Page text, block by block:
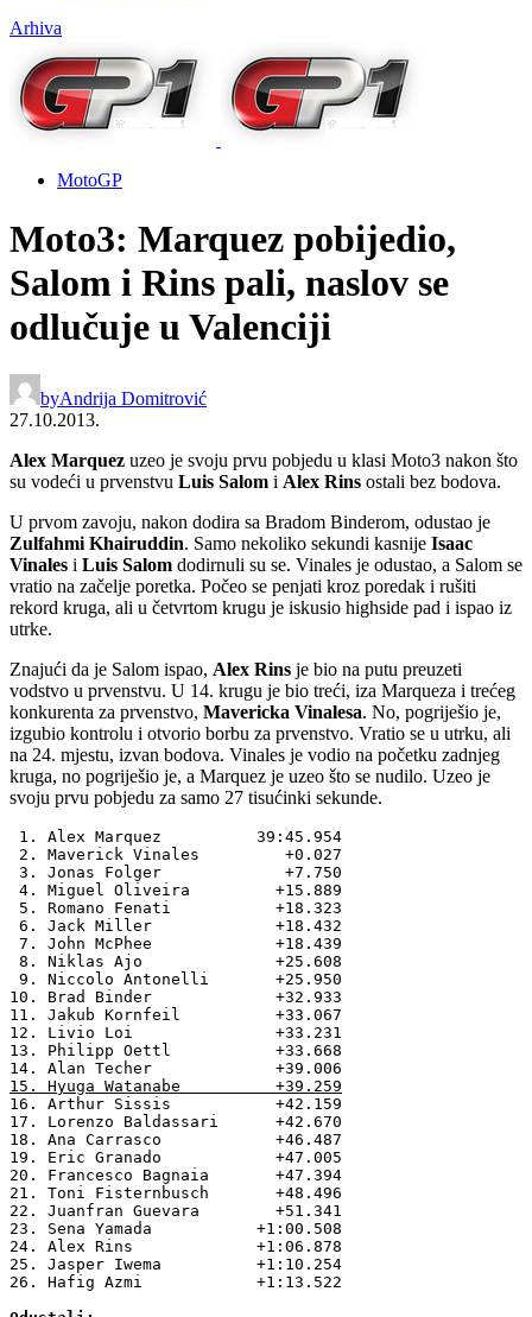
Arhiva
MotoGP
Moto3: Marquez pobijedio,
Salom i Rins pali, naslov se
odlučuje u Valenciji
byAndrija Domitrović
27.10.2013.
Alex Marquez uzeo je svoju prvu pobjedu u klasi Moto3 nakon što
su vodeći u prvenstvu Luis Salom i Alex Rins ostali bez bodova.
U prvom zavoju, nakon dodira sa Bradom Binderom, odustao je
Zulfahmi Khairuddin. Samo nekoliko sekundi kasnije Isaac
Vinales i Luis Salom dodirnuli su se. Vinales je odustao, a Salom se
vratio na začelje poretka. Počeo se penjati kroz poredak i rušiti
rekord kruga, ali u četvrtom krugu je iskusio highside pad i ispao iz
utrke.
Znajući da je Salom ispao, Alex Rins je bio na putu preuzeti
vodstvo u prvenstvu. U 14. krugu je bio treći, iza Marqueza i trećeg
konkurenta za prvenstvo, Mavericka Vinalesa. No, pogriješio je,
izgubio kontrolu i otvorio borbu za prvenstvo. Vratio se u utrku, ali
na 24. mjestu, izvan bodova. Vinales je vodio na početku zadnjeg
kruga, no pogriješio je, a Marquez je uzeo što se nudilo. Uzeo je
svoju prvu pobjedu za samo 27 tisućinki sekunde.
1. Alex Marquez          39:45.954
2. Maverick Vinales         +0.027
3. Jonas Folger             +7.750
4. Miguel Oliveira         +15.889
5. Romano Fenati           +18.323
6. Jack Miller             +18.432
7. John McPhee             +18.439
8. Niklas Ajo              +25.608
9. Niccolo Antonelli       +25.950
10. Brad Binder             +32.933
11. Jakub Kornfeil          +33.067
12. Livio Loi               +33.231
13. Philipp Oettl           +33.668
15. Hyuga Watanabe          +39.259
16. Arthur Sissis           +42.159
17. Lorenzo Baldassari      +42.670
18. Ana Carrasco            +46.487
19. Eric Granado            +47.005
20. Francesco Bagnaia       +47.394
21. Toni Fisternbusch       +48.496
22. Juanfran Guevara        +51.341
23. Sena Yamada           +1:00.508
24. Alex Rins             +1:06.878
25. Jasper Iwema          +1:10.254
26. Hafig Azmi            +1:13.522